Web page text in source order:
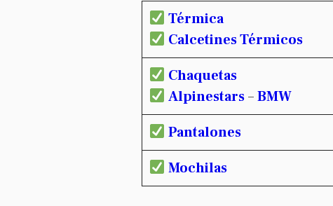
Térmica
Calcetines Térmicos
Chaquetas
Alpinestars–BMW
Pantalones
Mochilas